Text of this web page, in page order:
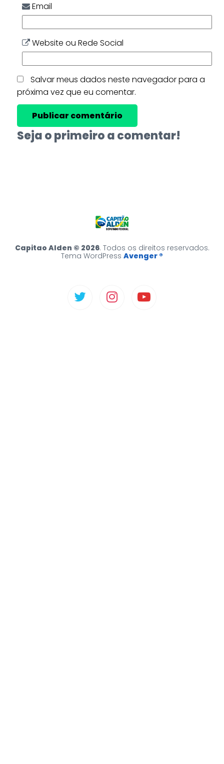
Email
Website ou Rede Social
Salvar meus dados neste navegador para a
próxima vez que eu comentar.
Seja o primeiro a comentar!
Capitao Alden © 2026. Todos os direitos reservados.
Tema WordPress Avenger ®